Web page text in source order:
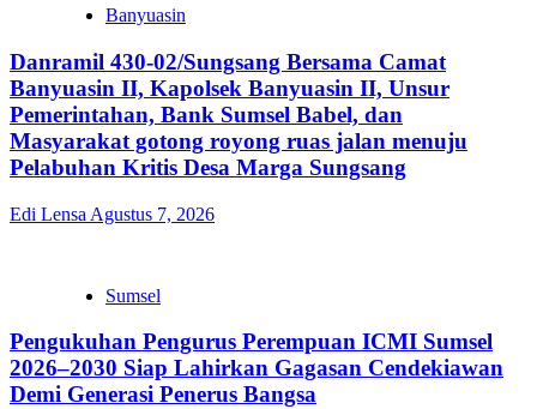
Banyuasin
Danramil 430-02/Sungsang Bersama Camat
Banyuasin II, Kapolsek Banyuasin II, Unsur
Pemerintahan, Bank Sumsel Babel, dan
Masyarakat gotong royong ruas jalan menuju
Pelabuhan Kritis Desa Marga Sungsang
Edi Lensa Agustus 7, 2026
Sumsel
Pengukuhan Pengurus Perempuan ICMI Sumsel
2026–2030 Siap Lahirkan Gagasan Cendekiawan
Demi Generasi Penerus Bangsa